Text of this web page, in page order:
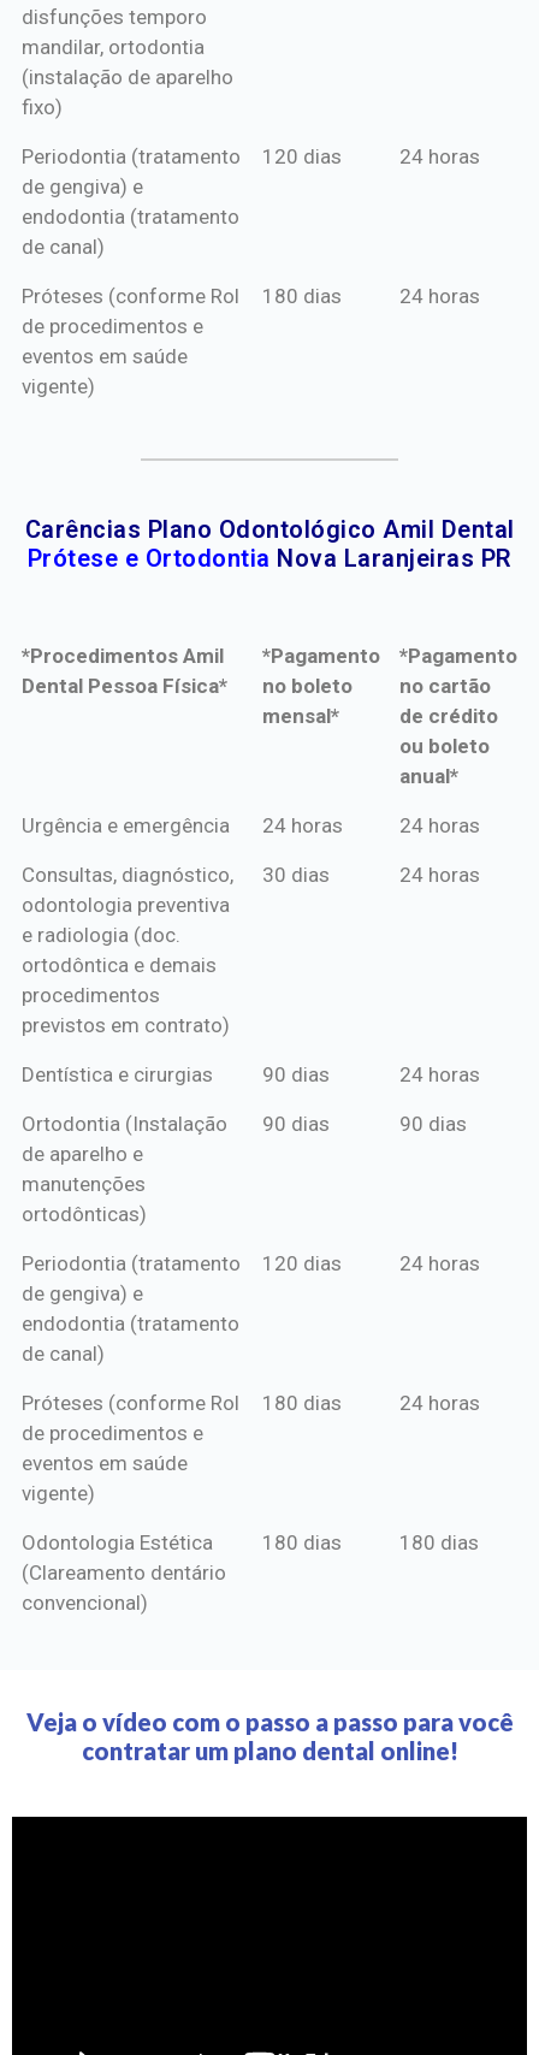
disfunções temporo
mandilar, ortodontia
(instalação de aparelho
fixo)
Periodontia (tratamento
de gengiva) e
endodontia (tratamento
de canal)
120 dias 24 horas
Próteses (conforme Rol
de procedimentos e
eventos em saúde
vigente)
180 dias 24 horas
Carências Plano Odontológico Amil Dental
Prótese e Ortodontia Nova Laranjeiras PR
*Procedimentos Amil
Dental Pessoa Física*
*Pagamento
no boleto
mensal*
*Pagamento
no cartão
de crédito
ou boleto
anual*
*Procedimentos Amil
*Pagamento
mensal*
*Pagamento
de crédito
Urgência e emergência 24 horas 24 horas
Consultas, diagnóstico,
odontologia preventiva
e radiologia (doc.
ortodôntica e demais
procedimentos
previstos em contrato)
30 dias 24 horas
Dentística e cirurgias 90 dias 24 horas
Ortodontia (Instalação
de aparelho e
manutenções
ortodônticas)
90 dias 90 dias
Periodontia (tratamento
de gengiva) e
endodontia (tratamento
de canal)
120 dias 24 horas
Próteses (conforme Rol
de procedimentos e
eventos em saúde
vigente)
180 dias 24 horas
Odontologia Estética
(Clareamento dentário
convencional)
180 dias 180 dias
Veja o vídeo com o passo a passo para você
contratar um plano dental online!